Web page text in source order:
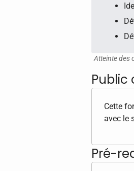
Atteinte des
Public
Cette
avec le
Pré-